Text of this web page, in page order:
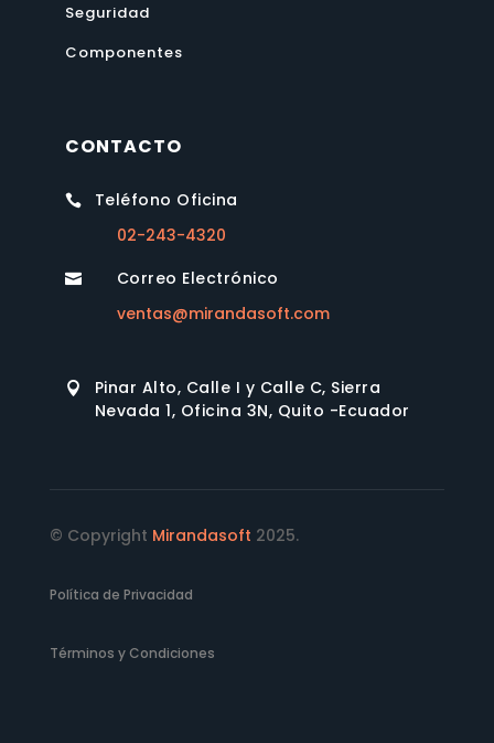
Seguridad
Componentes
CONTACTO

Teléfono Oficina
02-243-4320

Correo Electrónico
ventas@mirandasoft.com

Pinar Alto, Calle I y Calle C, Sierra
Nevada 1, Oficina 3N, Quito -Ecuador
© Copyright Mirandasoft 2025.
Política de Privacidad
Términos y Condiciones